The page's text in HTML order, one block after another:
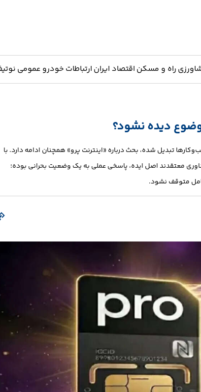
راه و مسکن اقتصاد ایران ارتباطات خودرو عمومی
دیده نشود؟
تبدیل شده، بحث درباره «اینترنت پرو» همچنان ادامه دارد. با
معتقدند اصل ایده، پاسخی عملی به یک وضعیت بحرانی بوده؛
متوقف نشود.